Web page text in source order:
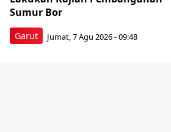
Garut
Sumur Bor
Jumat, 7 Agu 2026 - 09:48